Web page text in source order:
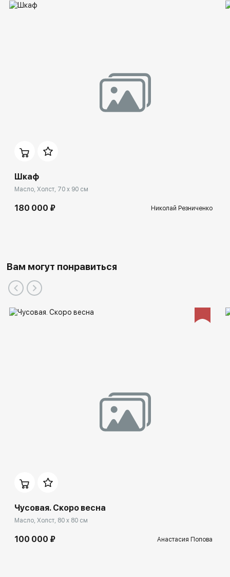
Шкаф
Масло, Холст, 70 x 90 см
180 000 ₽ Николай Резниченко
Вам могут понравиться
Чусовая. Скоро весна
Масло, Холст, 80 x 80 см
100 000 ₽ Анастасия Попова